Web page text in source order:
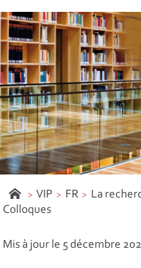
VIP FR La
Colloques
Mis à jour le 5 décembre